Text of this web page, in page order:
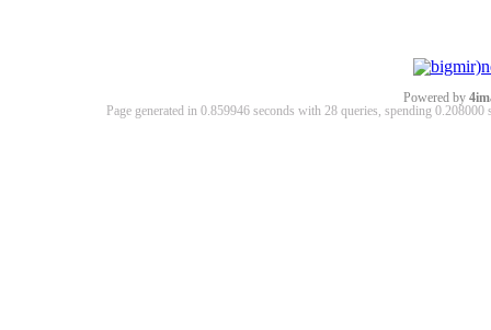
Powered by
Page generated in 0.859946 seconds with 28 queries, spending